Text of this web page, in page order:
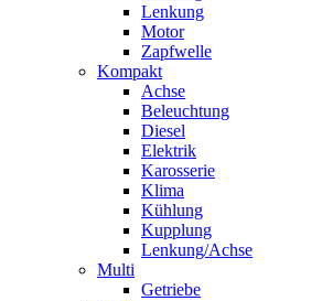
Lenkung
Motor
Zapfwelle
Kompakt
Achse
Beleuchtung
Diesel
Elektrik
Karosserie
Klima
Kühlung
Kupplung
Lenkung/Achse
Multi
Getriebe